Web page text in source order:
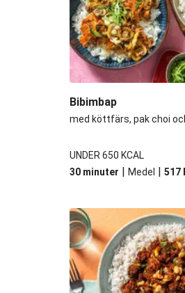
Bibimbap
med köttfärs, pak choi
UNDER 650 KCAL
30 minuter | Medel | 517